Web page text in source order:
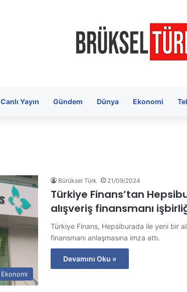
Canlı Yayın Gündem Dünya Ekonomi
Ekonomi
Bürüksel Türk 21/09/2024
Türkiye Finans’tan
alışveriş finansmanı
Türkiye Finans, Hepsiburada ile yeni bir
finansmanı anlaşmasına imza attı.
Devamını Oku »